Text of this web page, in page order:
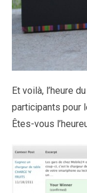
Et voilà, l’heure
participants pour
Êtes-vous